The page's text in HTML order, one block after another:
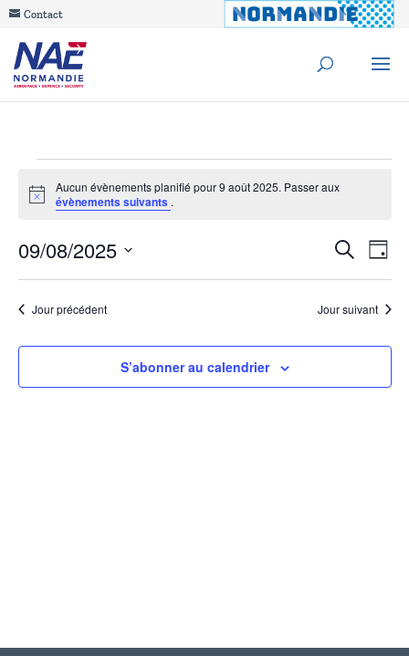
Contact
Évènements
for
9
août
2025
Notice
Aucun évènements planifié pour 9 août 2025. Passer aux
évènements suivants .
et
vues
Recherche
de
Jour
09/08/2025
Sélectionnez
uneJour précédent Jour suivant
S’abonner au calendrier